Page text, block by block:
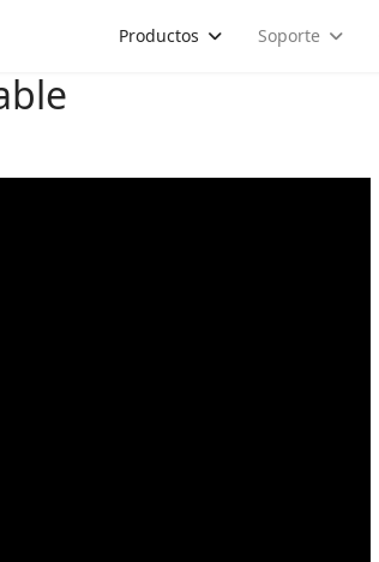
Productos Soporte